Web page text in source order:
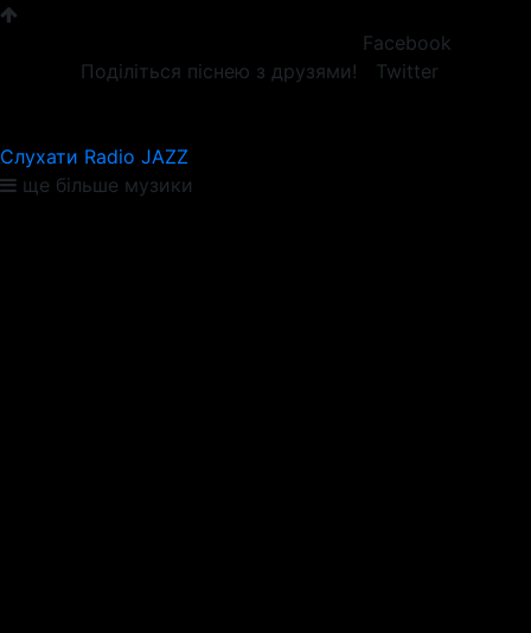
Поділіться піснею з друзями!
Facebook
Twitter
Слухати Radio JAZZ
ще більше музики